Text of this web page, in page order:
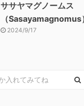
ササヤマグノームス
（Sasayamagnomus
2024/9/17